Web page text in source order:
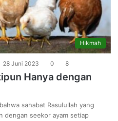
Hikmah
28 Juni 2023 0 8
Hanya dengan
sahabat Rasulullah yang
dengan seekor ayam setiap